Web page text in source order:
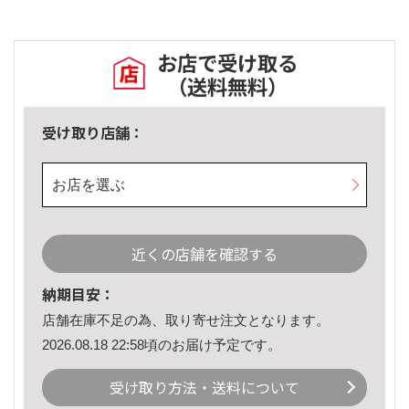
お店で受け取る
（送料無料）
受け取り店舗：
お店を選ぶ
近くの店舗を確認する
納期目安：
店舗在庫不足の為、取り寄せ注文となります。
2026.08.18 22:58頃のお届け予定です。
受け取り方法・送料について